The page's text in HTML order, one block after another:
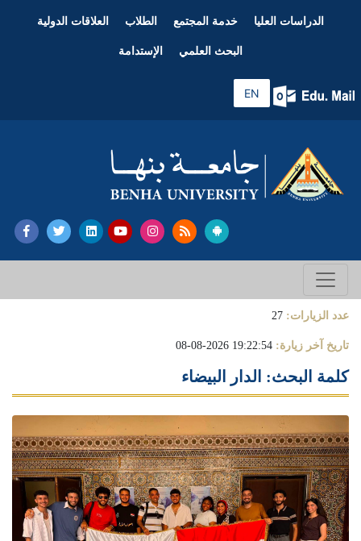
الدراسات العليا خدمة المجتمع الطلاب العلاقات الدولية
البحث العلمي الإستدامة
EN
عدد الزيارات: 27
تاريخ آخر زيارة: 19:22:54 2026-08-08
كلمة البحث: الدار البيضاء